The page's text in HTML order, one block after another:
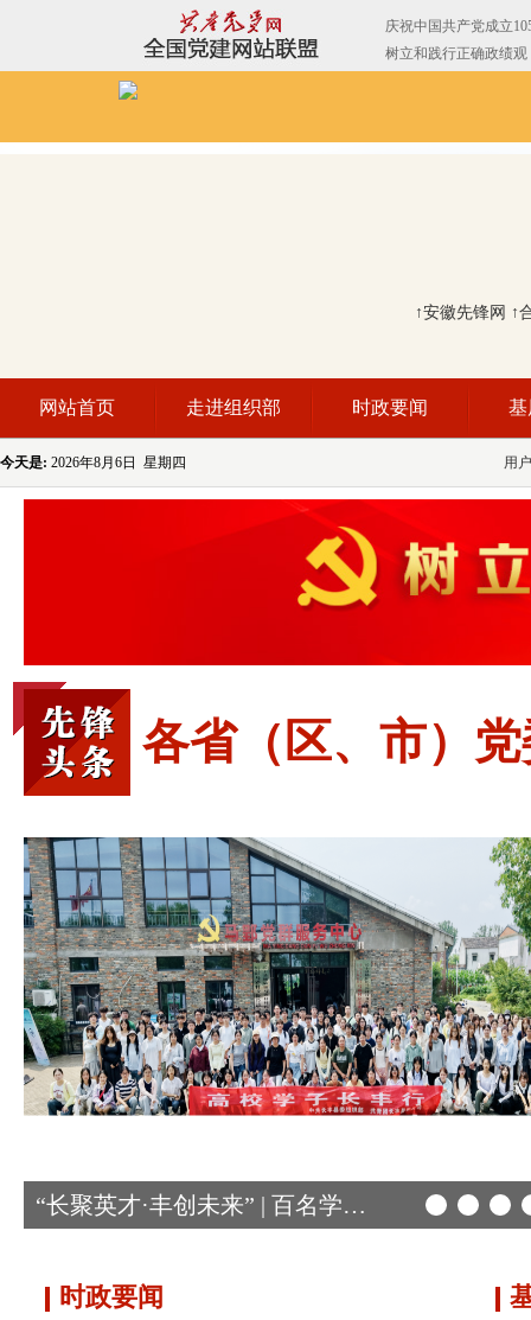
↑安徽先锋网 ↑
网站首页 走进组织部 时政要闻 基
今天是: 2026年8月6日 星期四 用
各省（区、市）
“长聚英才·丰创未来” | 百名学子共赴…
时政要闻